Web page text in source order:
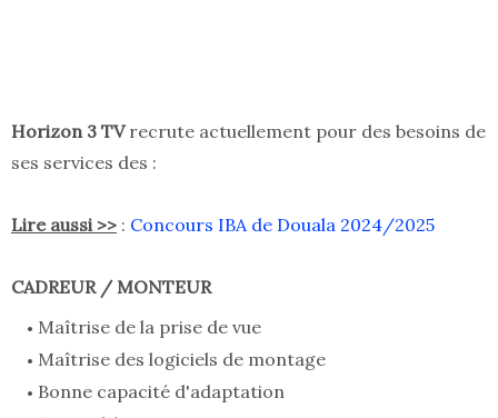
Horizon 3 TVrecrute actuellement pour des besoins de
ses services des :
Lire aussi >> : Concours IBA de Douala 2024/2025
CADREUR / MONTEUR
Maîtrise de la prise de vue
Maîtrise des logiciels de montage
Bonne capacité d'adaptation